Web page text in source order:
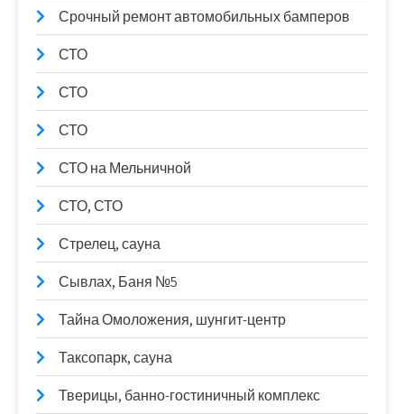
Срочный ремонт автомобильных бамперов
СТО
СТО
СТО
СТО на Мельничной
СТО, СТО
Стрелец, сауна
Сывлах, Баня №5
Тайна Омоложения, шунгит-центр
Таксопарк, сауна
Тверицы, банно-гостиничный комплекс